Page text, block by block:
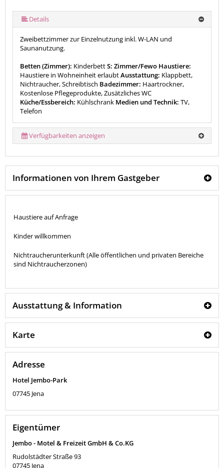
Details
Zweibettzimmer zur Einzelnutzung inkl. W-LAN und
Saunanutzung.
Betten (Zimmer): KinderbettS: Zimmer/Fewo Haustiere:
Haustiere in Wohneinheit erlaubtAusstattung: Klappbett,
Nichtraucher, Schreibtisch Badezimmer: Haartrockner,
Kostenlose Pflegeprodukte, Zusätzliches WC
Küche/Essbereich: Kühlschrank Medien und Technik: TV,
Telefon
Verfügbarkeiten anzeigen
Informationen von Ihrem Gastgeber
Haustiere auf Anfrage
Kinder willkommen
Nichtraucherunterkunft (Alle öffentlichen und privaten Bereiche
sind Nichtraucherzonen)
Ausstattung & Information
Karte
Adresse
Hotel Jembo-Park
07745 Jena
Eigentümer
Jembo - Motel & Freizeit GmbH & Co.KG
Rudolstädter Straße 93
07745 Jena